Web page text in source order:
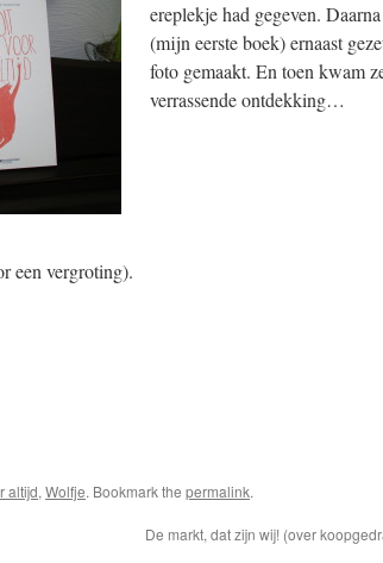
ereplekje had gegeven.
(mijn eerste boek) ernaast
foto gemaakt. En toen kwam
verrassende ontdekking…
een vergroting).
altijd,Wolfje. Bookmark the permalink.
De markt, dat zijn wij! (over